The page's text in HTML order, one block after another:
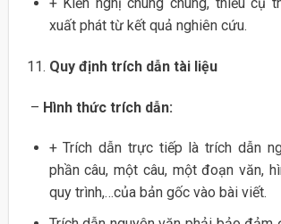
xuất phát từ kết quả nghiên cứu.
Quy định trích dẫn tài liệu
– Hình thức trích dẫn:
+ Trích dẫn trực tiếp là trích dẫn
phần câu, một câu, một đoạn văn,
quy trình,…của bản gốc vào bài viết.